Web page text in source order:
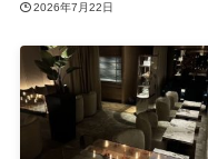
2026年7月22日